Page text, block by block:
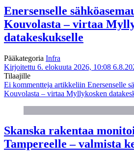
Enersenselle
Kouvolasta – virtaa
datakeskukselle
Pääkategoria Infra
Kirjoitettu 6. elokuuta 2026, 10:08
Tilaajille
Ei kommentteja artikkeliin Enersenselle
Kouvolasta – virtaa Myllykosken
Skanska rakentaa
Tampereelle – valmista